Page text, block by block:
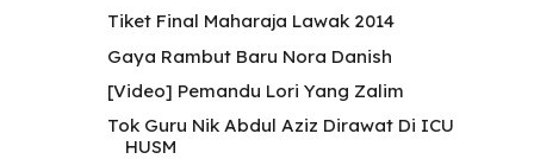
Tiket Final Maharaja Lawak 2014
Gaya Rambut Baru Nora Danish
[Video] Pemandu Lori Yang Zalim
Tok Guru Nik Abdul Aziz Dirawat Di ICU
HUSM